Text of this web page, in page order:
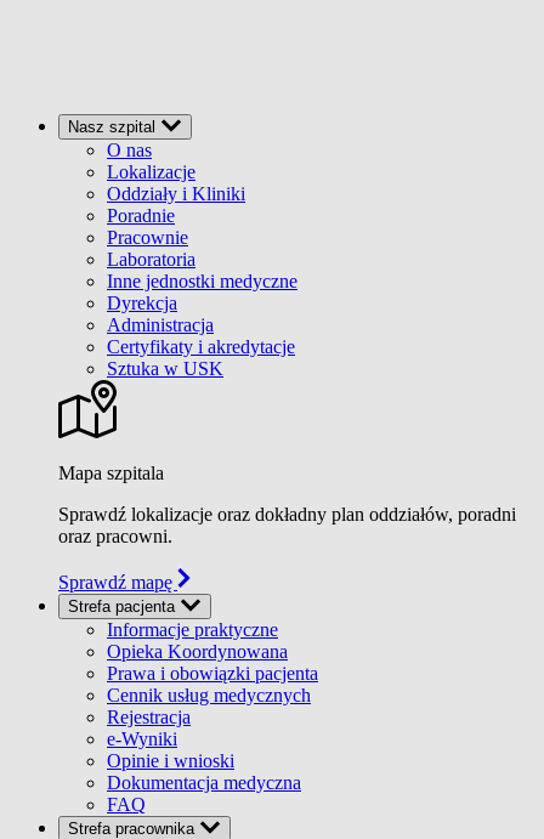
Nasz szpital
O nas
Lokalizacje
Oddziały i Kliniki
Poradnie
Pracownie
Laboratoria
Inne jednostki medyczne
Dyrekcja
Administracja
Certyfikaty i akredytacje
Sztuka w USK
Mapa szpitala
Sprawdź lokalizacje oraz dokładny plan oddziałów, poradni
oraz pracowni.
Sprawdź mapę
Strefa pacjenta
Informacje praktyczne
Opieka Koordynowana
Prawa i obowiązki pacjenta
Cennik usług medycznych
Rejestracja
e-Wyniki
Opinie i wnioski
Dokumentacja medyczna
FAQ
Strefa pracownika